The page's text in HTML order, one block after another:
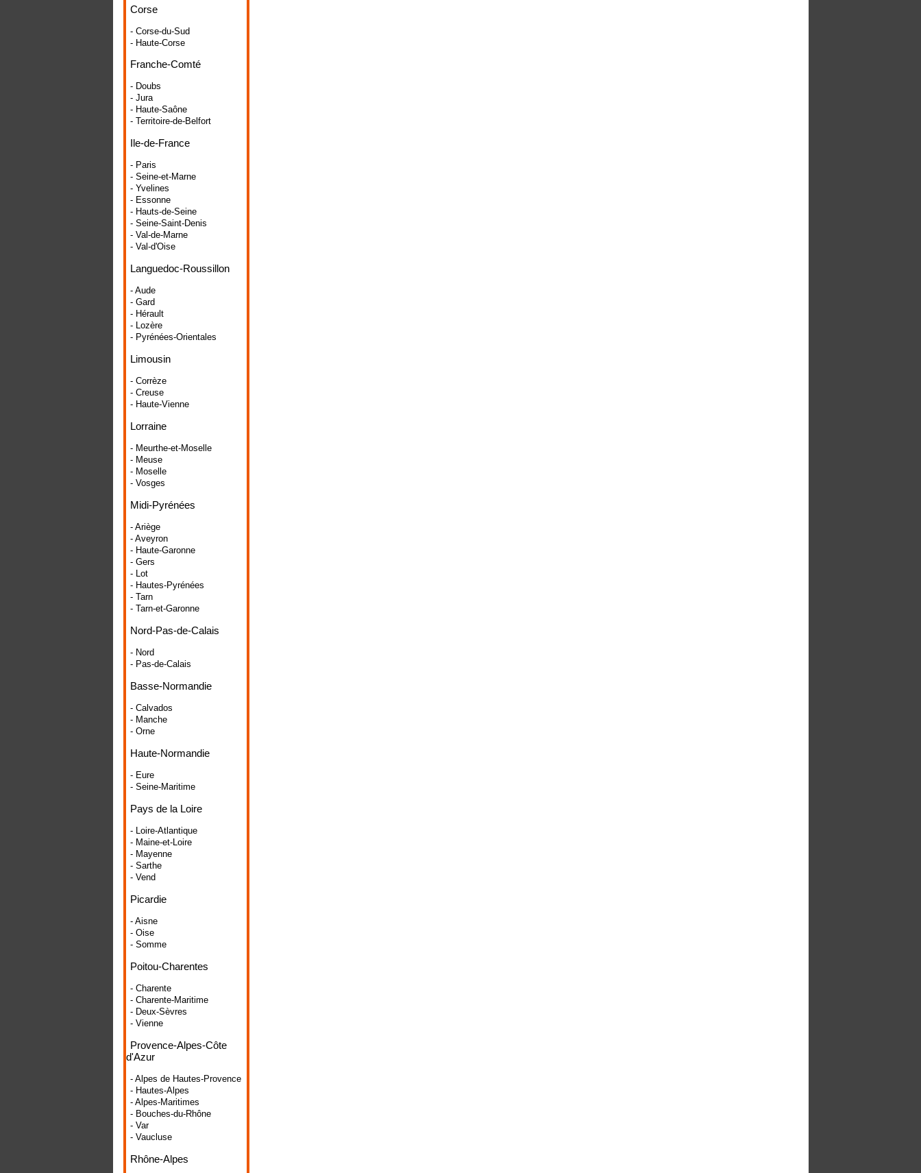
Corse
- Corse-du-Sud
- Haute-Corse
Franche-Comté
- Doubs
- Jura
- Haute-Saône
- Territoire-de-Belfort
Ile-de-France
- Paris
- Seine-et-Marne
- Yvelines
- Essonne
- Hauts-de-Seine
- Seine-Saint-Denis
- Val-de-Marne
- Val-d'Oise
Languedoc-Roussillon
- Aude
- Gard
- Hérault
- Lozère
- Pyrénées-Orientales
Limousin
- Corrèze
- Creuse
- Haute-Vienne
Lorraine
- Meurthe-et-Moselle
- Meuse
- Moselle
- Vosges
Midi-Pyrénées
- Ariège
- Aveyron
- Haute-Garonne
- Gers
- Lot
- Hautes-Pyrénées
- Tarn
- Tarn-et-Garonne
Nord-Pas-de-Calais
- Nord
- Pas-de-Calais
Basse-Normandie
- Calvados
- Manche
- Orne
Haute-Normandie
- Eure
- Seine-Maritime
Pays de la Loire
- Loire-Atlantique
- Maine-et-Loire
- Mayenne
- Sarthe
- Vend
Picardie
- Aisne
- Oise
- Somme
Poitou-Charentes
- Charente
- Charente-Maritime
- Deux-Sèvres
- Vienne
Provence-Alpes-Côte
d'Azur
- Alpes de Hautes-Provence
- Hautes-Alpes
- Alpes-Maritimes
- Bouches-du-Rhône
- Var
- Vaucluse
Rhône-Alpes